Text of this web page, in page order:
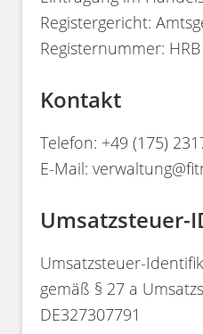
Registergericht:
Registernummer:
Kontakt
Telefon: +49 (175)
E-Mail:
Umsatzsteuer-
Umsatzsteuer-
gemäß § 27 a
DE327307791